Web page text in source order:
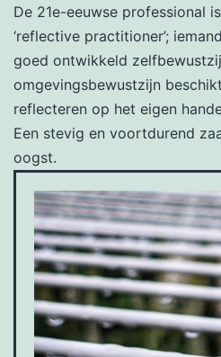
De 21e-eeuwse professional
‘reflective practitioner’;
goed ontwikkeld
omgevingsbewustzijn
reflecteren op het eigen
Een stevig en voortdurend
oogst.